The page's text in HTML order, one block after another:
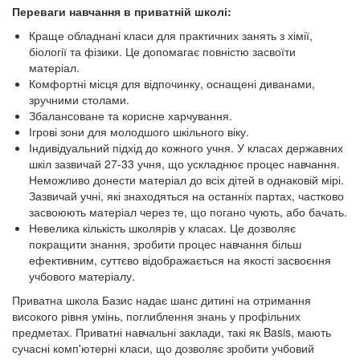
Переваги навчання в приватній школі:
Краще обладнані класи для практичних занять з хімії,
біології та фізики. Це допомагає повністю засвоїти
матеріал.
Комфортні місця для відпочинку, оснащені диванами,
зручними столами.
Збалансоване та корисне харчування.
Ігрові зони для молодшого шкільного віку.
Індивідуальний підхід до кожного учня. У класах державних
шкіл зазвичай 27-33 учня, що ускладнює процес навчання.
Неможливо донести матеріал до всіх дітей в однаковій мірі.
Зазвичай учні, які знаходяться на останніх партах, частково
засвоюють матеріал через те, що погано чують, або бачать.
Невелика кількість школярів у класах. Це дозволяє
покращити знання, зробити процес навчання більш
ефективним, суттєво відображається на якості засвоєння
учбового матеріалу.
Приватна школа Базис надає шанс дитині на отримання
високого рівня умінь, поглиблення знань у профільних
предметах. Приватні навчальні заклади, такі як Basis, мають
сучасні комп'ютерні класи, що дозволяє зробити учбовий